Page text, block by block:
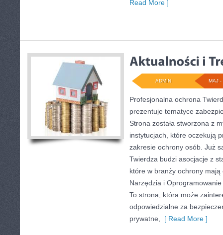
Read More ]
MAJ -
ADMIN
Profesjonalna ochrona
prezentuje tematyce
Strona została stworzona z
instytucjach, które oczekują
zakresie ochrony osób. Już
Twierdza budzi asocjacje z
które w branży ochrony
Narzędzia i
To strona, która może
odpowiedzialne za
prywatne,
[ Read More ]